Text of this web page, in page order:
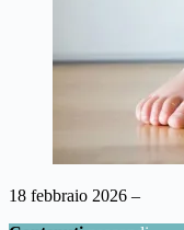
18 febbraio 2026 –